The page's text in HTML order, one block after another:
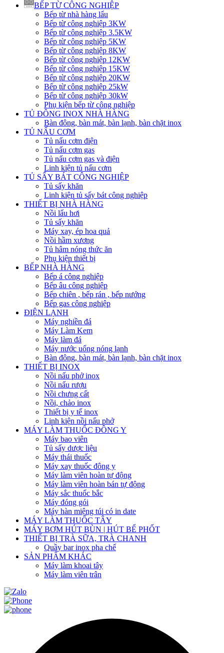
BẾP TỪ CÔNG NGHIỆP
Bếp từ nhà hàng lẩu
Bếp từ công nghiệp 3KW
Bếp từ công nghiệp 3.5KW
Bếp từ công nghiệp 5KW
Bếp từ công nghiệp 8KW
Bếp từ công nghiệp 12KW
Bếp từ công nghiệp 15KW
Bếp từ công nghiệp 20KW
Bếp từ công nghiệp 25kW
Bếp từ công nghiệp 30kW
Phụ kiện bếp từ công nghiệp
TỦ ĐÔNG INOX NHÀ HÀNG
Bàn đông, bàn mát, bàn lạnh, bàn chặt inox
TỦ NẤU CƠM
Tủ nấu cơm điện
Tủ nấu cơm gas
Tủ nấu cơm gas và điện
Linh kiện tủ nấu cơm
TỦ SẤY BÁT CÔNG NGHIỆP
Tủ sấy khăn
Linh kiện tủ sấy bát công nghiệp
THIẾT BỊ NHÀ HÀNG
Nồi lẩu hơi
Tủ sấy khăn
Máy xay, ép hoa quả
Nồi hầm xương
Tủ hâm nóng thức ăn
Phụ kiện thiết bị
BẾP NHÀ HÀNG
Bếp á công nghiệp
Bếp âu công nghiệp
Bếp chiên , bếp rán , bếp nướng
Bếp gas công nghiệp
ĐIỆN LẠNH
Máy nghiền đá
Máy Làm Kem
Máy làm đá
Máy nước uống nóng lạnh
Bàn đông, bàn mát, bàn lạnh, bàn chặt inox
THIẾT BỊ INOX
Nồi nấu phở inox
Nồi nấu rượu
Nồi chưng cất
Nồi, chảo inox
Thiết bị y tế inox
Linh kiện nồi nấu phở
MÁY LÀM THUỐC ĐÔNG Y
Máy bao viên
Tủ sấy dược liệu
Máy thái thuốc
Máy xay thuốc đông y
Máy làm viên hoàn tự động
Máy làm viên hoàn bán tự động
Máy sắc thuốc bắc
Máy đóng gói
Máy hàn miệng túi có in date
MÁY LÀM THUỐC TÂY
MÁY BƠM HÚT BÙN | HÚT BỂ PHỐT
THIẾT BỊ TRÀ SỮA, TRÀ CHANH
Quầy bar inox pha chế
SẢN PHẨM KHÁC
Máy làm khoai tây
Máy làm viên trân